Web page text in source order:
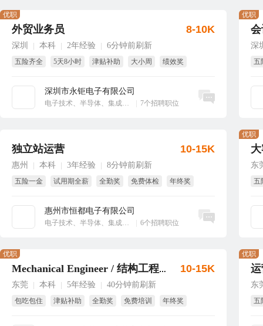
外贸业务员
深圳 本科 2年经验 6分钟前刷新
五险齐全 5天8小时 津贴补助 大小周
绩效奖
深圳市永钜电子有限公司
电子技术、半导体、集成电路 7个招聘职位
优职
8-10K
立即沟通
深
五
优职
独立站运营
惠州 本科 3年经验 8分钟前刷新
五险一金 试用期全薪 全勤奖 免费体检
年终奖
惠州市恒都电子有限公司
电子技术、半导体、集成电路 6个招聘职位
10-15K
立即沟通
东
五
优职
Mechanical Engineer / 结构工程师
东莞 本科 5年经验 40分钟前刷新
包吃包住 津贴补助 全勤奖 免费培训
年终奖
优职
10-15K
东
五
优职